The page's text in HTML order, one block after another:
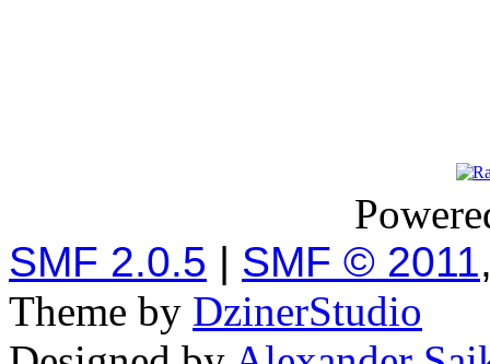
SMF 2.0.5 | SMF © 2011
Theme by DzinerStudio